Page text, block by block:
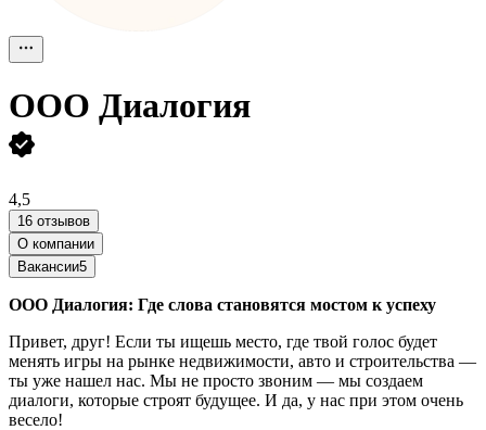
ООО Диалогия
4,5
16 отзывов
О компании
Вакансии5
ООО Диалогия: Где слова становятся мостом к успеху
Привет, друг! Если ты ищешь место, где твой голос будет
менять игры на рынке недвижимости, авто и строительства —
ты уже нашел нас. Мы не просто звоним — мы создаем
диалоги, которые строят будущее. И да, у нас при этом очень
весело!